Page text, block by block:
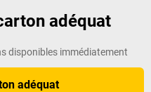
adéquat
disponibles immédiatement
adéquat